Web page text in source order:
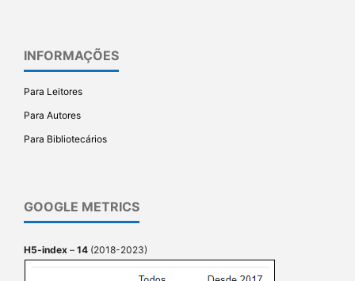
INFORMAÇÕES
Para Leitores
Para Autores
Para Bibliotecários
GOOGLE METRICS
H5-index – 14 (2018-2023)